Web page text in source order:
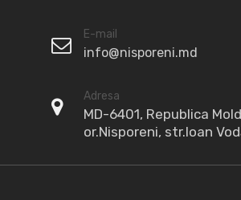
E-mail
info@nisporeni.md
Adresa
MD-6401, Republica
or.Nisporeni, str.Ioan